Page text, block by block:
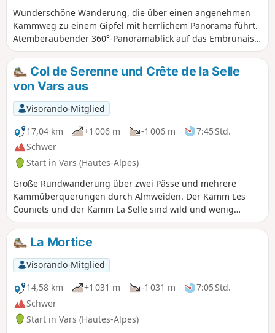
Wunderschöne Wanderung, die über einen angenehmen
Kammweg zu einem Gipfel mit herrlichem Panorama führt.
Atemberaubender 360°-Panoramablick auf das Embrunais,
das Dévoluy, die Écrins, das Queyras und das Ubaye. Die
Route verläuft auf einem nicht markierten Weg, daher sollte
die Beschreibung durch die App Visorando ergänzt werden.
Col de Serenne und Crête de la Selle
von Vars aus
Visorando-Mitglied
17,04 km
+1 006 m -1 006 m
7:45 Std.
Schwer
Start in Vars (Hautes-Alpes)
Große Rundwanderung über zwei Pässe und mehrere
Kammüberquerungen durch Almweiden. Der Kamm Les
Couniets und der Kamm La Selle sind wild und wenig
begangen. Herrlicher Blick auf die umliegenden Berge.
La Mortice
Visorando-Mitglied
14,58 km
+1 031 m -1 031 m
7:05 Std.
Schwer
Start in Vars (Hautes-Alpes)